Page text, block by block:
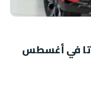
في أغسطس